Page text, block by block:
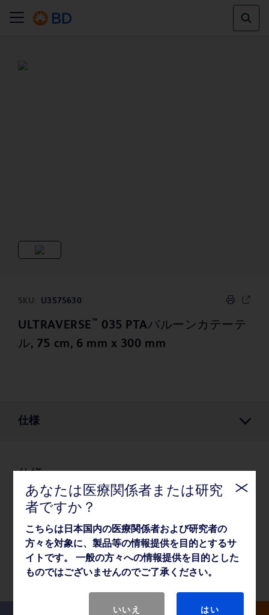
SKU: U3575630
ULTRAVERSE ™ 035 PTAバルーンカテーテ
ル, 75 cm, 6 mm x 300 mm
仕様
仕様
薬事・その他情報
製品基本仕様
あなたは医療関係者または研究
者ですか？
こちらは日本国内の医療関係者および研究者の
方々を対象に、製品等の情報提供を目的とするサ
イトです。 一般の方々への情報提供を目的とした
ものではございませんのでご了承ください。
いいえ はい